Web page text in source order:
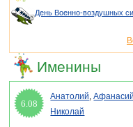
День Военно-воздушных
Именины
6.08
Анатолий,Афанасий
Николай